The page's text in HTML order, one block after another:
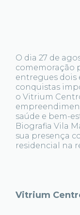
O dia 27 de
comemoração
entregues
conquistas
o Vitrium
saúde e bem-
Biografia Vila
sua presença
residencial na
Vitrium